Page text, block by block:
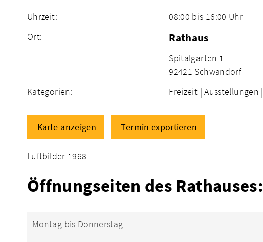
Uhrzeit:
08:00 bis 16:00 Uhr
Ort:
Rathaus
Spitalgarten 1
92421 Schwandorf
Kategorien:
Freizeit | Ausstellungen |
Karte anzeigen Termin exportieren
Luftbilder 1968
Öffnungseiten des Rathauses:
Montag bis Donnerstag